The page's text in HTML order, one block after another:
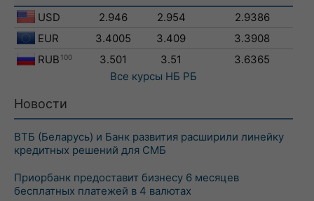
USD 2.946 2.954
2.9386
EUR
3.4005 3.409
3.3908
RUB 100 3.501 3.51
3.6365
Все курсы НБ РБ
Новости
ВТБ (Беларусь) и Банк развития расширили линейку
кредитных решений для СМБ
Приорбанк предоставит бизнесу 6 месяцев
бесплатных платежей в 4 валютах